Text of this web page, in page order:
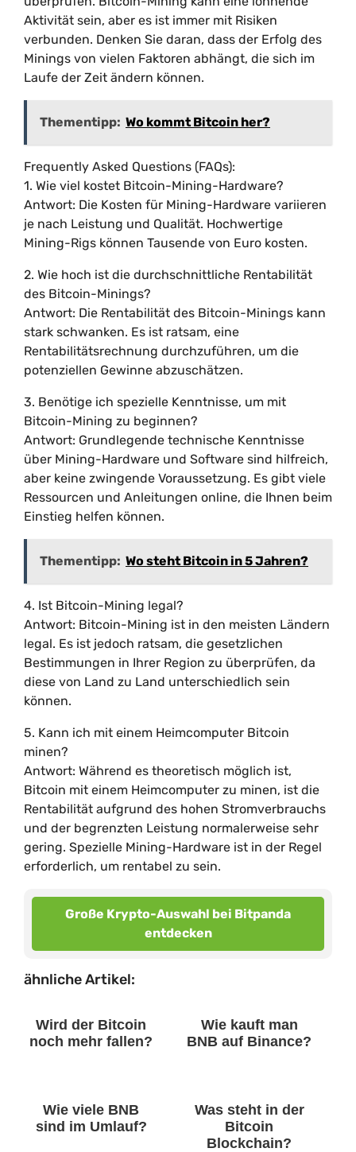
Aktivität sein, aber es ist immer mit Risiken
verbunden. Denken Sie daran, dass der Erfolg des
Minings von vielen Faktoren abhängt, die sich im
Laufe der Zeit ändern können.
Thementipp: Wo kommt Bitcoin her?
Frequently Asked Questions (FAQs):
1. Wie viel kostet Bitcoin-Mining-Hardware?
Antwort: Die Kosten für Mining-Hardware variieren
je nach Leistung und Qualität. Hochwertige
Mining-Rigs können Tausende von Euro kosten.
2. Wie hoch ist die durchschnittliche Rentabilität
des Bitcoin-Minings?
Antwort: Die Rentabilität des Bitcoin-Minings kann
stark schwanken. Es ist ratsam, eine
Rentabilitätsrechnung durchzuführen, um die
potenziellen Gewinne abzuschätzen.
3. Benötige ich spezielle Kenntnisse, um mit
Bitcoin-Mining zu beginnen?
Antwort: Grundlegende technische Kenntnisse
über Mining-Hardware und Software sind hilfreich,
aber keine zwingende Voraussetzung. Es gibt viele
Ressourcen und Anleitungen online, die Ihnen beim
Einstieg helfen können.
Thementipp: Wo steht Bitcoin in 5 Jahren?
4. Ist Bitcoin-Mining legal?
Antwort: Bitcoin-Mining ist in den meisten Ländern
legal. Es ist jedoch ratsam, die gesetzlichen
Bestimmungen in Ihrer Region zu überprüfen, da
diese von Land zu Land unterschiedlich sein
können.
5. Kann ich mit einem Heimcomputer Bitcoin
minen?
Antwort: Während es theoretisch möglich ist,
Bitcoin mit einem Heimcomputer zu minen, ist die
Rentabilität aufgrund des hohen Stromverbrauchs
und der begrenzten Leistung normalerweise sehr
gering. Spezielle Mining-Hardware ist in der Regel
erforderlich, um rentabel zu sein.
Große Krypto-Auswahl bei Bitpanda
entdecken
ähnliche Artikel:
Wird der Bitcoin
noch mehr fallen?
Wie kauft man
BNB auf Binance?
Wie viele BNB
sind im Umlauf?
Was steht in der
Bitcoin
Blockchain?